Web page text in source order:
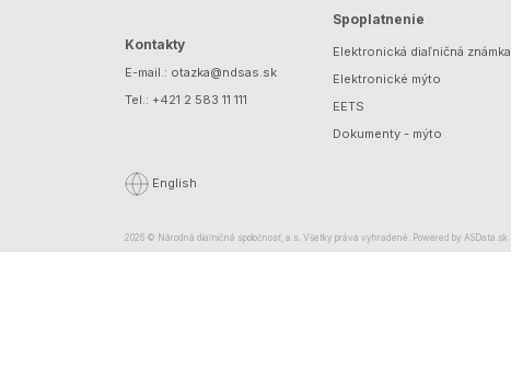
Kontakty
E-mail.: otazka@ndsas.sk
Tel.: +421 2 583 11 111
English
Spoplatnenie
Elektronická diaľničná známka
Elektronické mýto
EETS
Dokumenty - mýto
2026 © Národná diaľničná spoločnosť, a.s. Všetky práva vyhradené. Powered by ASData.sk